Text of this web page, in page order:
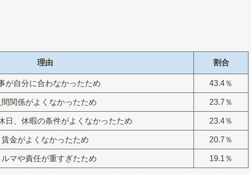
理由 割合
が自分に合わなかったため 43.4％
間関係がよくなかったため 23.7％
日、休暇の条件がよくなかったため 23.4％
賃金がよくなかったため 20.7％
ルマや責任が重すぎたため 19.1％